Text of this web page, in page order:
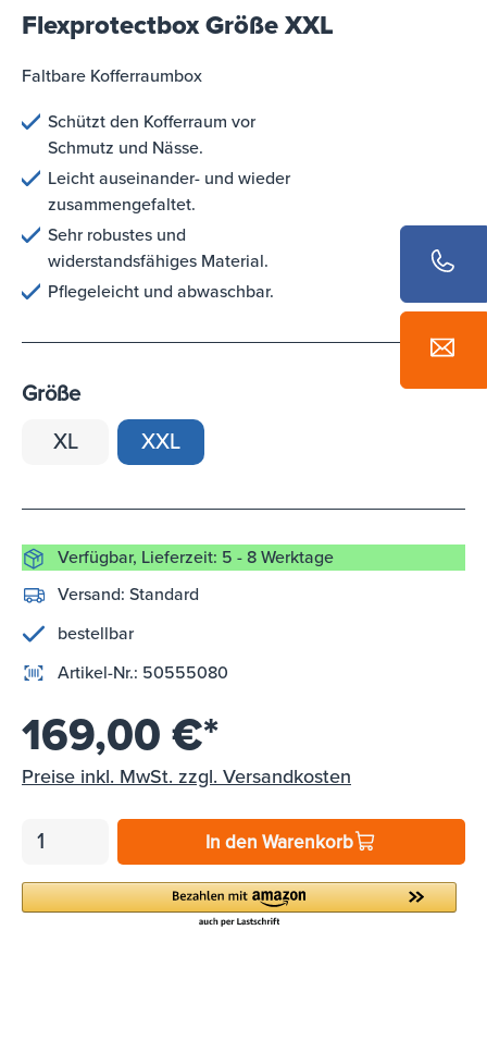
Flexprotectbox Größe XXL
Faltbare Kofferraumbox
Schützt den Kofferraum vor
Schmutz und Nässe.
Leicht auseinander- und wieder
zusammengefaltet.
Sehr robustes und
widerstandsfähiges Material.
Pflegeleicht und abwaschbar.
Größe
XL
XXL
Verfügbar, Lieferzeit: 5 - 8 Werktage
Versand: Standard
bestellbar
Artikel-Nr.: 50555080
169,00 €*
Preise inkl. MwSt. zzgl. Versandkosten
In den Warenkorb